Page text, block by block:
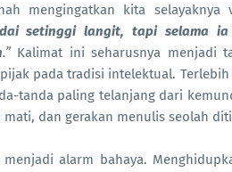
mengingatkan kita
setinggi langit, tapi selama
.” Kalimat ini seharusnya menjadi
pada tradisi intelektual. Terlebih
tanda paling telanjang dari
dan gerakan menulis seolah
alarm bahaya.